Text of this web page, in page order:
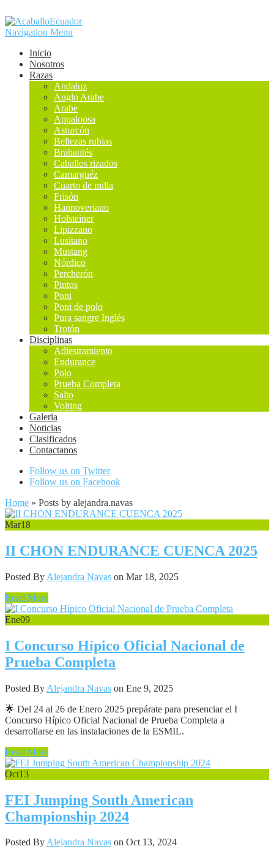
Navigation Menu
Inicio
Nosotros
Razas
Andaluz
Anglo Arabe
Arabe
Appaloosa
Asturcón
Bellezas rubias
Brabantés
Caballos rizados
Camarguéz
Cuarto de milla
Frisón
Hannoveriano
Holsteiner
Lipizzano
Lusitano
Mustang
Nórdico
Percherón
Pintos
Poni
Poni de polo
Pura sangre Inglés
Trotón
Disciplinas
Adiestramiento
Endurance
Polo
Prueba Completa
Salto
Volting
Galeria
Noticias
Clasificados
Contactanos
Follow us on Twitter
Follow us on Facebook
Home » Posts by alejandra.navas
Mar18
II CHON ENDURANCE CUENCA 2025
Posted By Alejandra Navas on Mar 18, 2025
Read More
Ene09
I Concurso Hípico Oficial Nacional de
Prueba Completa
Posted By Alejandra Navas on Ene 9, 2025
🌟 Del 24 al 26 de Enero 2025 prepárate para presenciar el I
Concurso Hípico Oficial Nacional de Prueba Completa a
desarrollarse en las instalaciones de la ESMIL.
Read More
Oct13
FEI Jumping South American
Championship 2024
Posted ByAlejandra Navas on Oct 13, 2024